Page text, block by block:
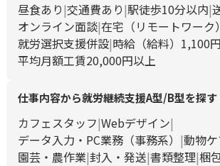
昼食あり 交通費あり 駅徒歩10分以内
オンライン面談 在宅（リモートワーク
就労選択支援併設 時給（給料）1,100
平均月額工賃20,000円以上
仕事内容から就労継続支援A型/B型を探す
カフェスタッフ Webデザイン
データ入力・PC業務（事務系）
動物
園芸・農作業 封入・発送 書類整理 梱